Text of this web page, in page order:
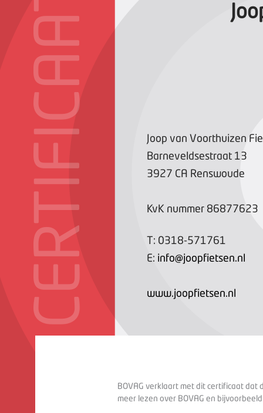
CERTIFICAAT
Joop van Voorthuizen
Barneveldsestraat 13
3927 CA Renswoude
KvK nummer 86877623
T: 0318-571761
E: info@joopfietsen.nl
www.joopfietsen.nl
BOVAG verklaart met dit certificaat dat
meer lezen over BOVAG en